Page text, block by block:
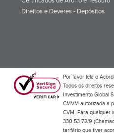
Direitos e Deveres - Depósitos
Por favor leia o
Todos os direitos
Investimento Global
CMVM autorizada a
CVM. Para qualquer
330 53 72/9
tarifário que tiver